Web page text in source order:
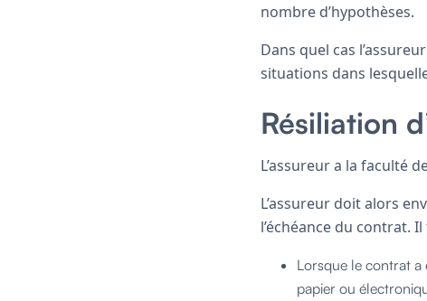
nombre d’hypothèses.
Dans quel cas
situations dans
Résiliation
L’assureur a la faculté
L’assureur doit alors
l’échéance du contrat.
Lorsque le contrat a
papier ou